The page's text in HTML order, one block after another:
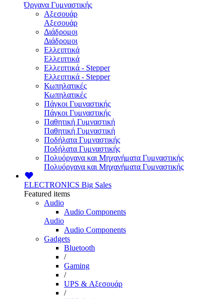
Όργανα Γυμναστικής
Αξεσουάρ
Αξεσουάρ
Διάδρομοι
Διάδρομοι
Ελλειπτικά
Ελλειπτικά
Ελλειπτικά - Stepper
Ελλειπτικά - Stepper
Κωπηλατικές
Κωπηλατικές
Πάγκοι Γυμναστικής
Πάγκοι Γυμναστικής
Παθητική Γυμναστική
Παθητική Γυμναστική
Ποδήλατα Γυμναστικής
Ποδήλατα Γυμναστικής
Πολυόργανα και Μηχανήματα Γυμναστικής
Πολυόργανα και Μηχανήματα Γυμναστικής
ELECTRONICS Big Sales
Featured items
Audio
Audio Components
Audio
Audio Components
Gadgets
Bluetooth
/
Gaming
/
UPS & Αξεσουάρ
/